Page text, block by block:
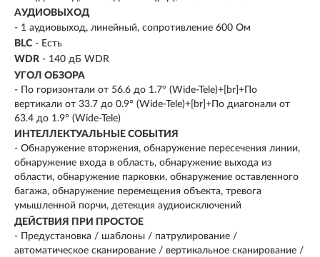
АУДИОВЫХОД
- 1 аудиовыход, линейный, сопротивление 600 Ом
BLC - Есть
WDR - 140 дБ WDR
УГОЛ ОБЗОРА
- По горизонтали от 56.6 до 1.7° (Wide-Tele)+[br]+По
вертикали от 33.7 до 0.9° (Wide-Tele)+[br]+По диагонали от
63.4 до 1.9° (Wide-Tele)
ИНТЕЛЛЕКТУАЛЬНЫЕ СОБЫТИЯ
- Обнаружение вторжения, обнаружение пересечения линии,
обнаружение входа в область, обнаружение выхода из
области, обнаружение парковки, обнаружение оставленного
багажа, обнаружение перемещения объекта, тревога
умышленной порчи, детекция аудиоисключений
ДЕЙСТВИЯ ПРИ ПРОСТОЕ
- Предустановка / шаблоны / патрулирование /
автоматическое сканирование / вертикальное сканирование /